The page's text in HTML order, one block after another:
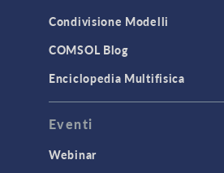
Condivisione Modelli
COMSOL Blog
Enciclopedia Multifisica
Eventi
Webinar